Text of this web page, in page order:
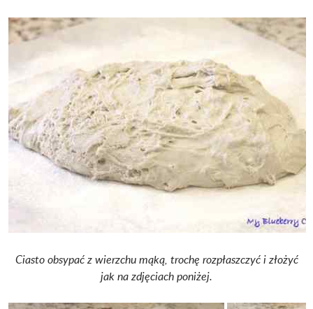
Ciasto obsypać z wierzchu mąką, trochę rozpłaszczyć i złożyć
jak na zdjęciach poniżej.